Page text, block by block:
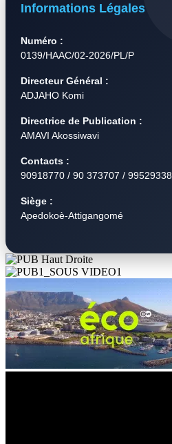
Informations Légales
Numéro :
0139/HAAC/02-2026/PL/P
Directeur Général :
ADJAHO Komi
Directrice de Publication :
AMAVI Akossiwavi
Contacts :
90918770 / 90 373707 / 99529338
Siège :
Apedokoè-Attigangomé